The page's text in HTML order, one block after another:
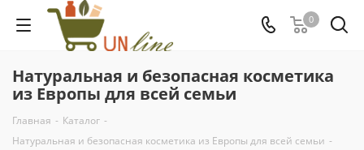
0
Натуральная и безопасная косметика
из Европы для всей семьи
Главная - Каталог -
Натуральная и безопасная косметика из Европы для всей семьи -